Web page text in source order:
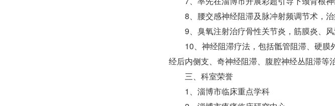
8、腰交感神经阻滞及脉冲射频调节术，
9、臭氧注射治疗骨性关节炎，筋膜炎、
10、神经阻滞疗法，包括骶管阻滞、硬
经后内侧支、奇神经阻滞、腹腔神经丛阻滞等
三、科室荣誉
1、淄博市临床重点学科